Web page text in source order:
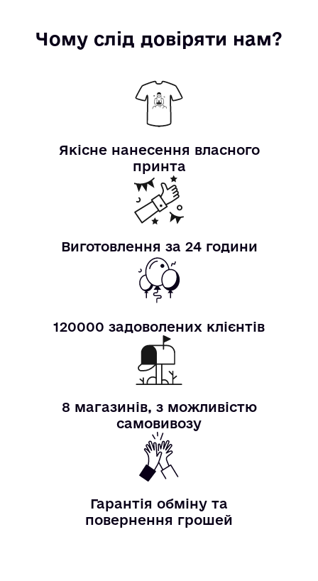
Чому слід довіряти нам?
Якісне нанесення власного
принта
Виготовлення за 24 години
120000 задоволених клієнтів
8 магазинів, з можливістю
самовивозу
Гарантія обміну та
повернення грошей